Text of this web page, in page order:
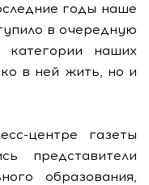
годы наше
в очередную
наших
в ней жить, но и
центре газеты
представители
образования,